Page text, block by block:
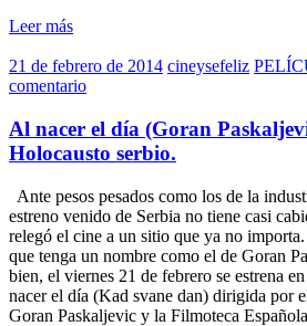
Leer más
21 de febrero de 2014 cineysefeliz
comentario
Al nacer el día (Goran
Holocausto serbio.
Ante pesos pesados como los de la
estreno venido de Serbia no tiene casi
relegó el cine a un sitio que ya no
que tenga un nombre como el de Goran
bien, el viernes 21 de febrero se estrena
nacer el día (Kad svane dan) dirigida por
Goran Paskaljevic y la Filmoteca